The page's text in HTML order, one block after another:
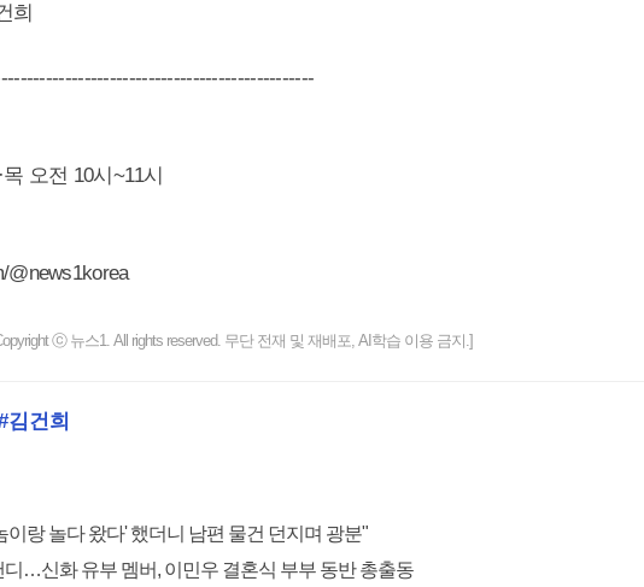
희
오전 10시~11시
@news1korea
ⓒ 뉴스1. All rights reserved. 무단 전재 및 재배포, AI학습 이용 금지.]
김건희
이랑 놀다 왔다' 했더니 남편 물건 던지며 광분"
디…신화 유부 멤버, 이민우 결혼식 부부 동반 총출동